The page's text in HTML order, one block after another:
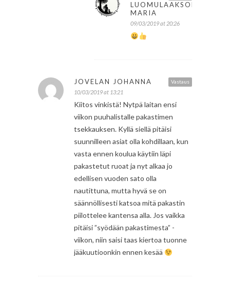
LUOMULAAKSON
MARIA
09/03/2019 at 20:26
Vastaus
JOVELAN JOHANNA
10/03/2019 at 13:21
Kiitos vinkistä! Nytpä laitan ensi
viikon puuhalistalle pakastimen
tsekkauksen. Kyllä siellä pitäisi
suunnilleen asiat olla kohdillaan, kun
vasta ennen koulua käytiin läpi
pakastetut ruoat ja nyt alkaa jo
edellisen vuoden sato olla
nautittuna, mutta hyvä se on
säännöllisesti katsoa mitä pakastin
piilottelee kantensa alla. Jos vaikka
pitäisi ”syödään pakastimesta” -
viikon, niin saisi taas kiertoa tuonne
jääkuutioonkin ennen kesää